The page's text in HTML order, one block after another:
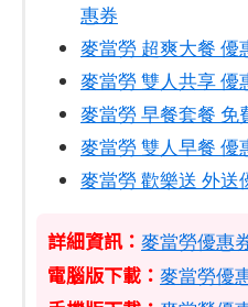
惠券
麥當勞 超爽大餐 優
麥當勞 雙人共享 優
麥當勞 早餐套餐 免
麥當勞 雙人早餐 優
麥當勞 歡樂送 外送
詳細資訊： 麥當勞優惠
電腦版下載： 麥當勞優